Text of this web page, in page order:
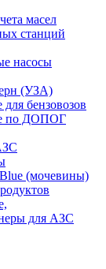
масел
станций
насосы
(УЗА)
бензовозов
по ДОПОГ
(мочевины)
для АЗС